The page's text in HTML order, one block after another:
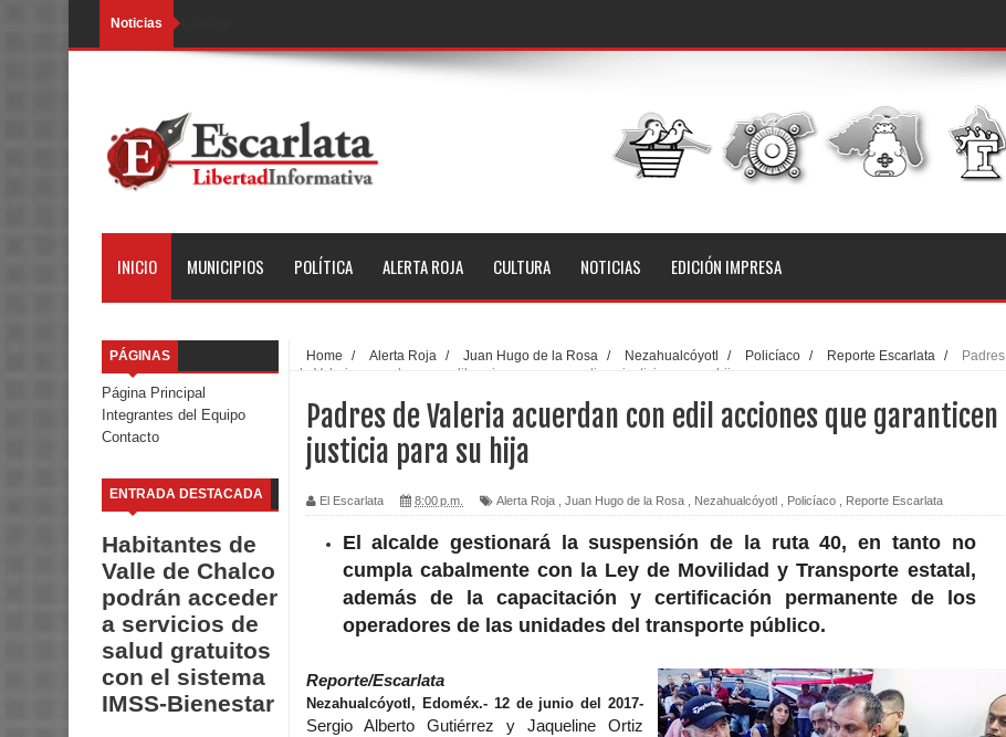
Noticias
INICIO MUNICIPIOS POLÍTICA ALERTA ROJA CULTURA NOTICIAS EDICIÓN IMPRESA
PÁGINAS
Página Principal
Integrantes del Equipo
Contacto
ENTRADA DESTACADA
Habitantes de
Valle de Chalco
podrán acceder
a servicios de
salud gratuitos
con el sistema
IMSS-Bienestar
Home / Alerta Roja / Juan Hugo de la Rosa / Nezahualcóyotl / Policíaco / Reporte Escarlata /
Padres
de Valeria acuerdan con edil acciones que garanticen justicia para su hija
Padres de Valeria acuerdan con edil acciones que garanticen
justicia para su hija
El Escarlata 8:00 p.m. Alerta Roja Juan Hugo de la Rosa Nezahualcóyotl Policíaco Reporte Escarlata
El alcalde gestionará la suspensión de la ruta 40, en tanto no
cumpla cabalmente con la Ley de Movilidad y Transporte estatal,
además de la capacitación y certificación permanente de los
operadores de las unidades del transporte público.
Reporte/Escarlata
Nezahualcóyotl, Edoméx.- 12 de junio del 2017-
Sergio Alberto Gutiérrez y Jaqueline Ortiz